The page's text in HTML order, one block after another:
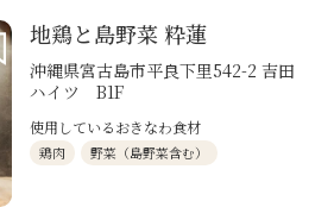
地鶏と島野菜 粋蓮
沖縄県宮古島市平良下里542-2 吉田
ハイツ B1F
使用しているおきなわ食材
鶏肉 野菜（島野菜含む）